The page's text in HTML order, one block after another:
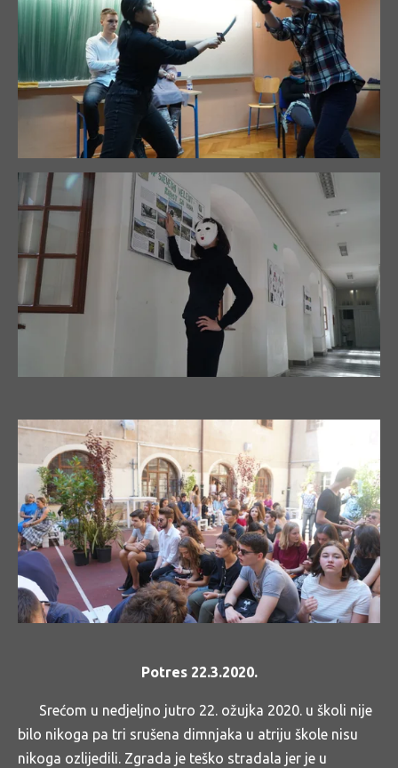
Potres 22.3.2020.
Srećom u nedjeljno jutro 22. ožujka 2020. u školi nije
bilo nikoga pa tri srušena dimnjaka u atriju škole nisu
nikoga ozlijedili. Zgrada je teško stradala jer je u